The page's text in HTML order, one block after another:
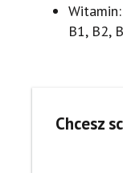
B1, B2,
Chcesz